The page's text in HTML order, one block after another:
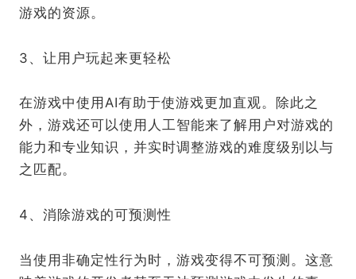
游戏的资源。
3、让用户玩起来更轻松
在游戏中使用AI有助于使游戏更加直观。除此之
外，游戏还可以使用人工智能来了解用户对游戏的
能力和专业知识，并实时调整游戏的难度级别以与
之匹配。
4、消除游戏的可预测性
当使用非确定性行为时，游戏变得不可预测。这意